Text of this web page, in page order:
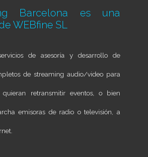
Barcelona es una
WEBfine SL
de asesoría y desarrollo de
de streaming audio/video para
retransmitir eventos, o bien
emisoras de radio o televisión, a